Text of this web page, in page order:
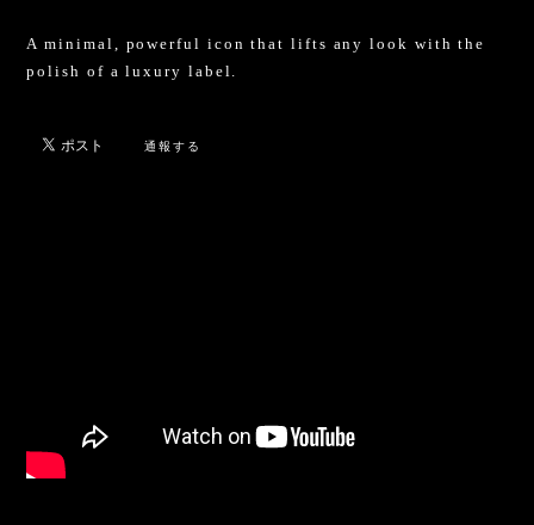
A minimal, powerful icon that lifts any look with the
polish of a luxury label.
通報する